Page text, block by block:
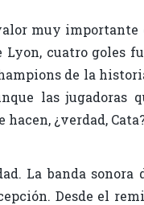
muy importante
cuatro goles
de la
las jugadoras
¿verdad,
La banda sonora
Desde el remix